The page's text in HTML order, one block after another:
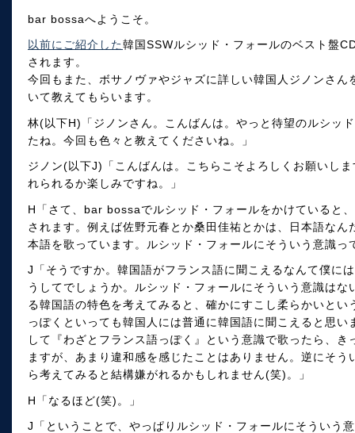
bar bossaへようこそ。
以前にご紹介した韓国SSWルシッド・フォールのベスト盤
されます。
今回もまた、ボサノヴァやジャズに詳しい韓国人ジノンさ
いて教えてもらいます。
林(以下H)「ジノンさん。こんばんは。やっと待望のルシッ
たね。今回も色々と教えてくださいね。」
ジノン(以下J)「こんばんは。こちらこそよろしくお願いし
れられるか楽しみですね。」
H「さて、bar bossaでルシッド・フォールをかけていると
されます。例えば佐野元春とか桑田佳祐とかは、日本語な
本語を歌っています。ルシッド・フォールにそういう意識っ
J「そうですか。韓国語がフランス語に聞こえるなんて僕に
うしてでしょうか。ルシッド・フォールにそういう意識は
る韓国語の特色を考えてみると、確かにすこし柔らかいと
っぽくといっても韓国人には普通に韓国語に聞こえると思
して『わざとフランス語っぽく』という意識で歌ったら、
ますが、あまり違和感を感じたことはありません。逆にそ
ら考えてみると結構嫌がれるかもしれません(笑)。」
H「なるほど(笑)。」
J「ということで、やっぱりルシッド・フォールにそういう